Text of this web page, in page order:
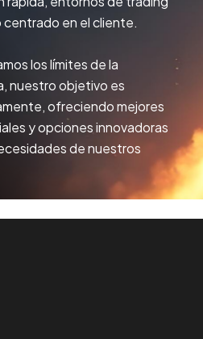
centrado en el cliente.
los límites de la
nuestro objetivo es
ofreciendo mejores
y opciones innovadoras
de nuestros